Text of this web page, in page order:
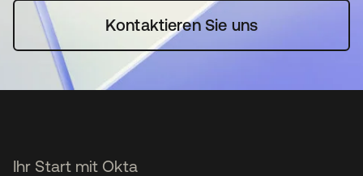
Kontaktieren Sie uns
Ihr Start mit Okta